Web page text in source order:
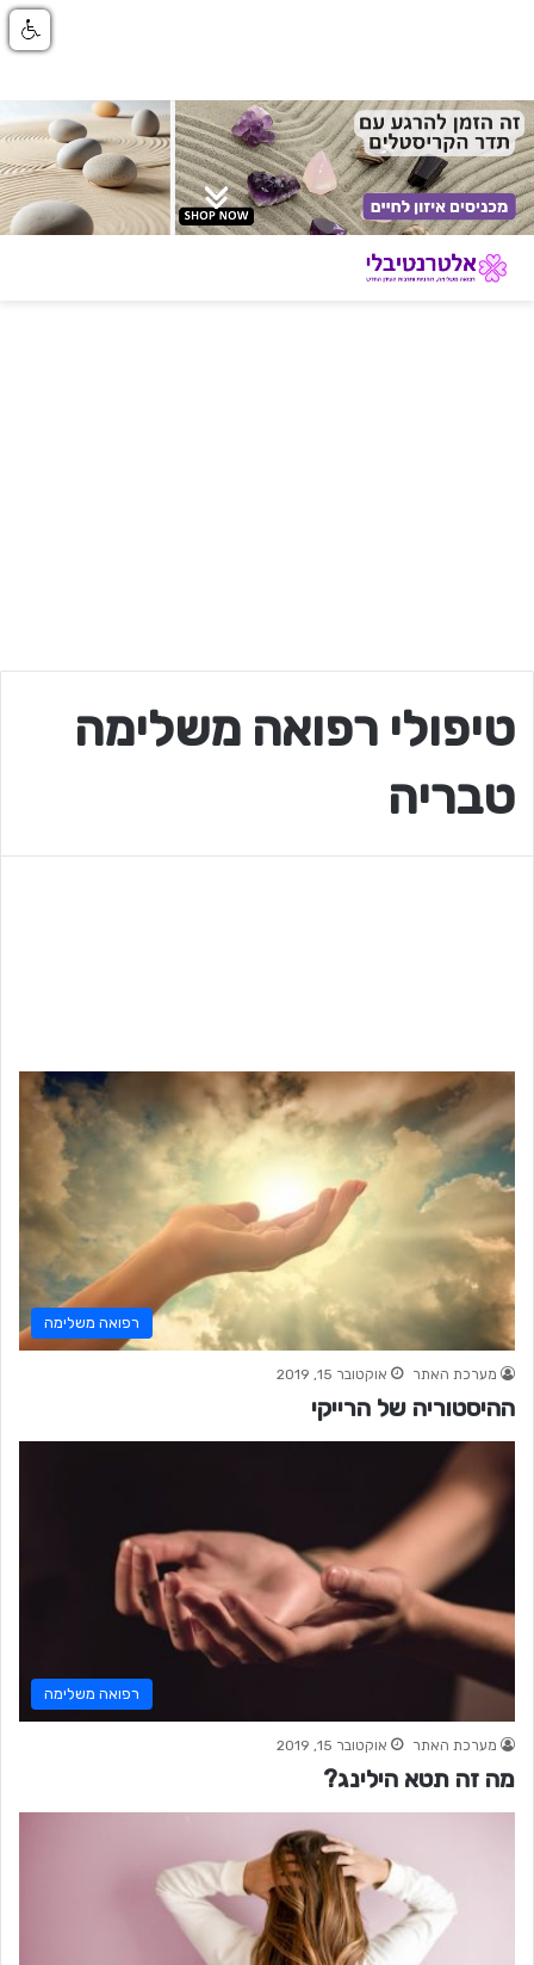
טיפולי רפואה משלימה
טבריה
רפואה משלימה
מערכת האתר אוקטובר 15, 2019
ההיסטוריה של הרייקי
רפואה משלימה
מערכת האתר אוקטובר 15, 2019
מה זה תטא הילינג?